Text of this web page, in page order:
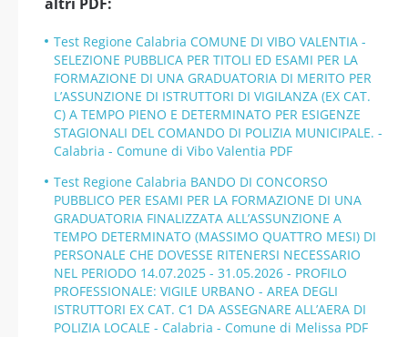
Test Regione Calabria COMUNE DI VIBO VALENTIA -
SELEZIONE PUBBLICA PER TITOLI ED ESAMI PER LA
FORMAZIONE DI UNA GRADUATORIA DI MERITO PER
L’ASSUNZIONE DI ISTRUTTORI DI VIGILANZA (EX CAT.
C) A TEMPO PIENO E DETERMINATO PER ESIGENZE
STAGIONALI DEL COMANDO DI POLIZIA MUNICIPALE. -
Calabria - Comune di Vibo Valentia PDF
Test Regione Calabria BANDO DI CONCORSO
PUBBLICO PER ESAMI PER LA FORMAZIONE DI UNA
GRADUATORIA FINALIZZATA ALL’ASSUNZIONE A
TEMPO DETERMINATO (MASSIMO QUATTRO MESI) DI
PERSONALE CHE DOVESSE RITENERSI NECESSARIO
NEL PERIODO 14.07.2025 - 31.05.2026 - PROFILO
PROFESSIONALE: VIGILE URBANO - AREA DEGLI
ISTRUTTORI EX CAT. C1 DA ASSEGNARE ALL’AERA DI
POLIZIA LOCALE - Calabria - Comune di Melissa PDF